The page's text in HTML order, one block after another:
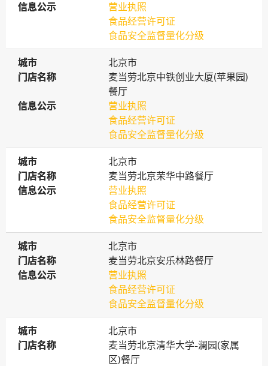
信息公示
信息公示
营业执照
食品经营许可证
食品安全监督量化分级
城市
城市
北京市
门店名称
门店名称
麦当劳北京中铁创业大厦(苹果园)
餐厅
信息公示
信息公示
营业执照
食品经营许可证
食品安全监督量化分级
城市
城市
北京市
门店名称
门店名称
麦当劳北京荣华中路餐厅
信息公示
信息公示
营业执照
食品经营许可证
食品安全监督量化分级
城市
城市
北京市
门店名称
门店名称
麦当劳北京安乐林路餐厅
信息公示
信息公示
营业执照
食品经营许可证
食品安全监督量化分级
城市
城市
北京市
门店名称
门店名称
麦当劳北京清华大学-澜园(家属
区)餐厅